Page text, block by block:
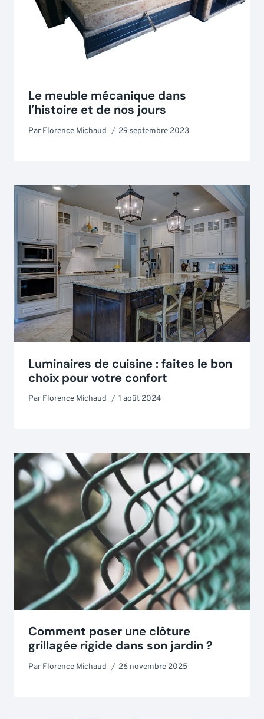
Le meuble mécanique dans
l’histoire et de nos jours
Par Florence Michaud 29 septembre 2023
Luminaires de cuisine : faites le bon
choix pour votre confort
Par Florence Michaud 1 août 2024
Comment poser une clôture
grillagée rigide dans son jardin ?
Par Florence Michaud 26 novembre 2025